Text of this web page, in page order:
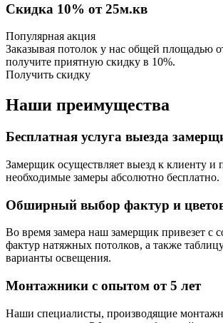
Скидка 10% от 25м.кв
Популярная акция
Заказывая потолок у нас общей площадью
получите приятную скидку в 10%.
Получить скидку
Наши преимущества
Бесплатная услуга выезда
Замерщик осуществляет выезд к клиенту и
необходимые замеры абсолютно бесплатно.
Обширный выбор фактур и
Во время замера наш замерщик привезет с
фактур натяжных потолков, а также
варианты освещения.
Монтажники с опытом от 5 лет
Наши специалисты, производящие